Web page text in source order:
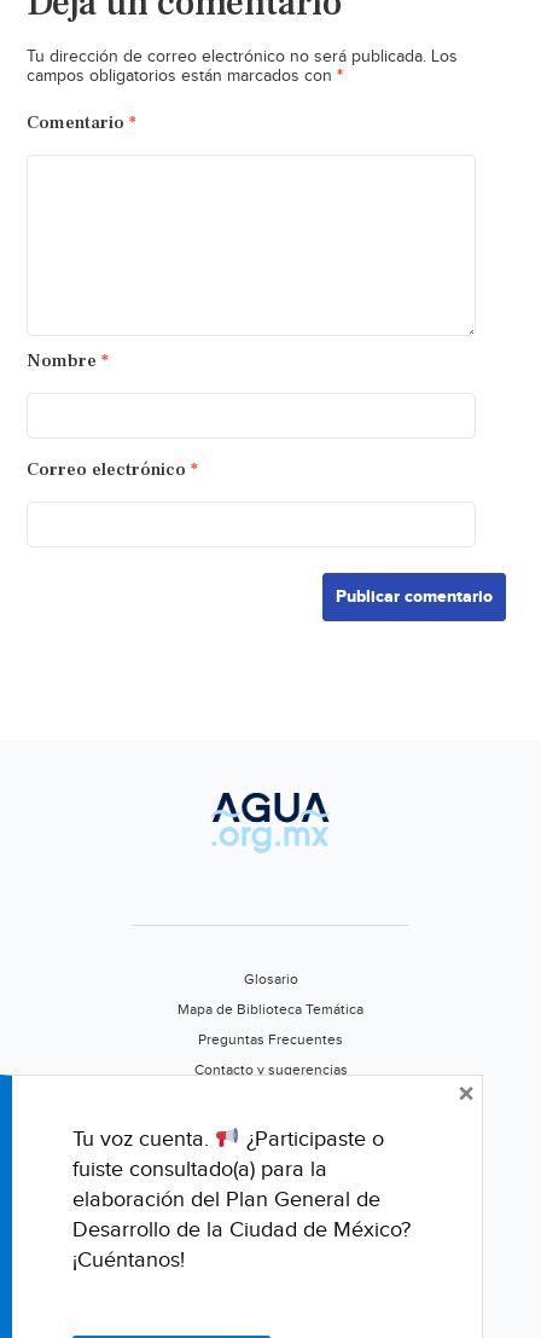
Tu dirección de correo electrónico no será publicada. Los
campos obligatorios están marcados con *
Comentario *
Nombre *
Correo electrónico *
Glosario
Mapa de Biblioteca Temática
Preguntas Frecuentes
Contacto y sugerencias
Califica este portal
Tu voz cuenta.
¿Participaste o
fuiste consultado(a) para la
elaboración del Plan General de
Desarrollo de la Ciudad de México?
¡Cuéntanos!
×